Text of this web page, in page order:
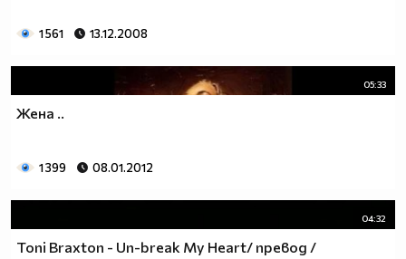
1 561 13.12.2008
05:33
Жена ..
1 399 08.01.2012
04:32
Toni Braxton - Un-break My Heart/ превод /